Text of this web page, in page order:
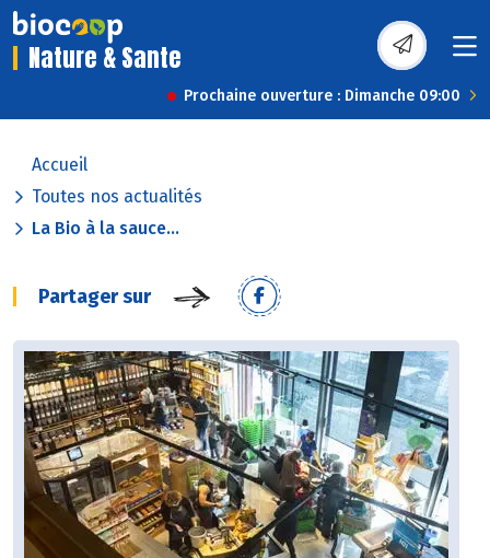
Nature & Sante
Prochaine ouverture : Dimanche 09:00
Accueil
Toutes nos actualités
La Bio à la sauce...
Partager sur